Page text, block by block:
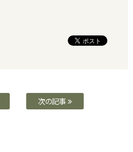
次の記事